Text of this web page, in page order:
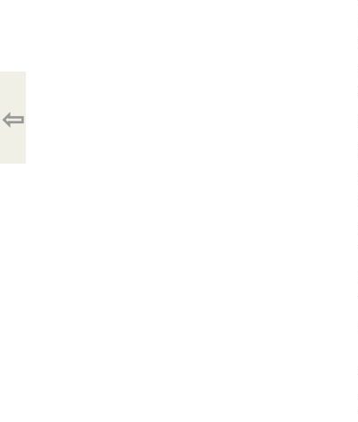
⇦